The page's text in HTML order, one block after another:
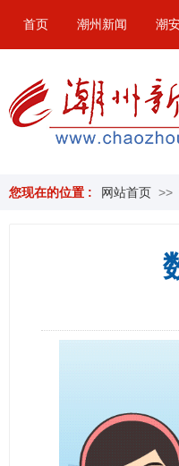
首页 潮州新闻 潮
您现在的位置 : 网站首页 >>